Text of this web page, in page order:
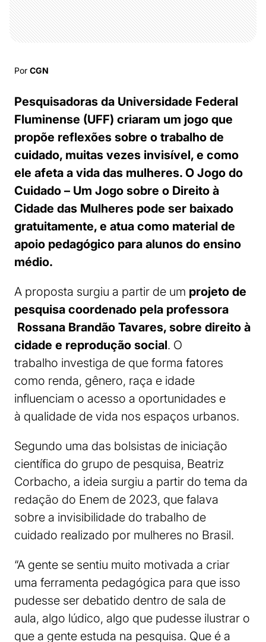
Por CGN
Pesquisadoras da Universidade Federal
Fluminense (UFF) criaram um jogo que
propõe reflexões sobre o trabalho de
cuidado, muitas vezes invisível, e como
ele afeta a vida das mulheres. O Jogo do
Cuidado – Um Jogo sobre o Direito à
Cidade das Mulheres pode ser baixado
gratuitamente, e atua como material de
apoio pedagógico para alunos do ensino
médio.
A proposta surgiu a partir de um projeto de
pesquisa coordenado pela professora
Rossana Brandão Tavares, sobre direito à
cidade e reprodução social. O
trabalho investiga de que forma fatores
como renda, gênero, raça e idade
influenciam o acesso a oportunidades e
à qualidade de vida nos espaços urbanos.
Segundo uma das bolsistas de iniciação
científica do grupo de pesquisa, Beatriz
Corbacho, a ideia surgiu a partir do tema da
redação do Enem de 2023, que falava
sobre a invisibilidade do trabalho de
cuidado realizado por mulheres no Brasil.
“A gente se sentiu muito motivada a criar
uma ferramenta pedagógica para que isso
pudesse ser debatido dentro de sala de
aula, algo lúdico, algo que pudesse ilustrar o
que a gente estuda na pesquisa. Que é a